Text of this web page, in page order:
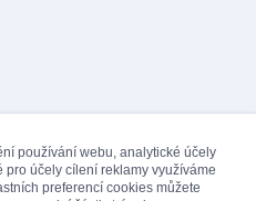
používání webu, analytické účely
účely cílení reklamy využíváme
preferencí cookies můžete